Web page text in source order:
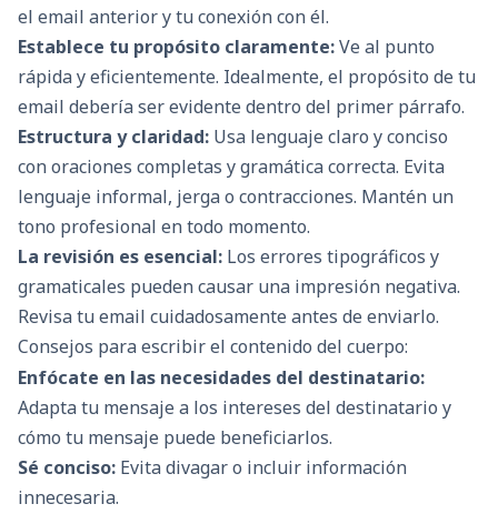
el email anterior y tu conexión con él.
Establece tu propósito claramente:Ve al punto
rápida y eficientemente. Idealmente, el propósito de tu
email debería ser evidente dentro del primer párrafo.
Estructura y claridad: Usa lenguaje claro y conciso
con oraciones completas y gramática correcta. Evita
lenguaje informal, jerga o contracciones. Mantén un
tono profesional en todo momento.
La revisión es esencial: Los errores tipográficos y
gramaticales pueden causar una impresión negativa.
Revisa tu email cuidadosamente antes de enviarlo.
Consejos para escribir el contenido del cuerpo:
Enfócate en las necesidades del destinatario:
Adapta tu mensaje a los intereses del destinatario y
cómo tu mensaje puede beneficiarlos.
Sé conciso: Evita divagar o incluir información
innecesaria.